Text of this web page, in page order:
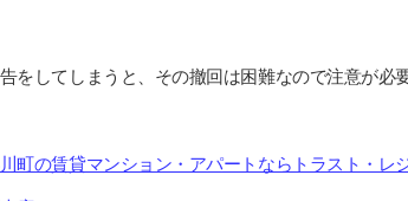
をしてしまうと、その撤回は困難なので注意が必
町の賃貸マンション・アパートならトラスト・レ